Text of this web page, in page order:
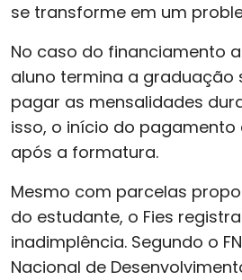
se transforme em um
No caso do financiamento
aluno termina a graduação
pagar as mensalidades
isso, o início do
após a formatura.
Mesmo com parcelas
do estudante, o Fies
inadimplência. Segundo o
Nacional de